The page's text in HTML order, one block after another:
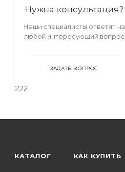
Нужна консультация?
Наши специалисты ответят на
любой интересующий вопрос
ЗАДАТЬ ВОПРОС
222
КАТАЛОГ КАК КУПИТЬ